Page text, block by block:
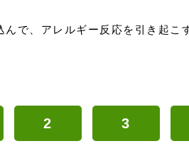
で、アレルギー反応を引き起こ
2 3